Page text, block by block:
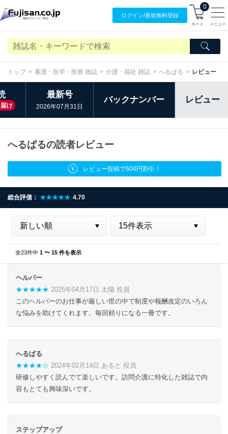
ログイン/新規無料登録
0
カート メニュー
トップ 看護・医学・医療 雑誌 介護・福祉 雑誌 へるぱる レビュー
け
最新号
2026年07月31日
バックナンバー レビュー
へるぱるの読者レビュー
レビュー投稿で500円割引！
総合評価： ★★★★★ 4.70
全23件中 1 〜 15 件を表示
ヘルパー
★★★★★ 2025年04月17日 太陽 役員
このヘルパーのお仕事が厳しい世の中で制度や報酬改定のいろん
な悩みを助けてくれます。毎回頼りになる一冊です。
へるぱる
★★★★☆ 2024年02月14日 あると 役員
研修しやすく読んでて楽しいです。訪問介護に特化した雑誌で内
容もとても興味深いです。
ステップアップ